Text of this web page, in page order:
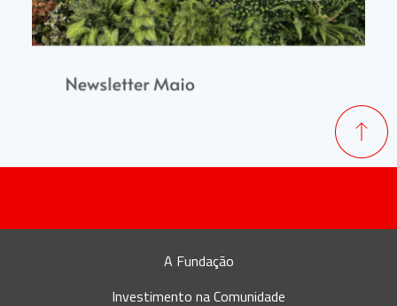
A Fundação
Investimento na Comunidade